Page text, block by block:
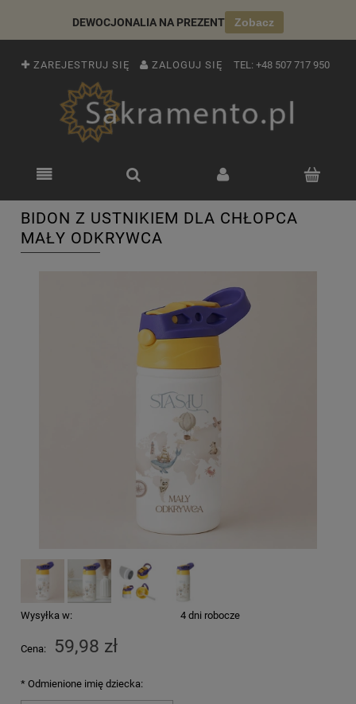
DEWOCJONALIA NA PREZENT Zobacz
ZAREJESTRUJ SIĘ ZALOGUJ SIĘ TEL: +48 507 717 950
BIDON Z USTNIKIEM DLA CHŁOPCA
MAŁY ODKRYWCA
Wysyłka w: 4 dni robocze
Cena: 59,98 zł
* Odmienione imię dziecka: